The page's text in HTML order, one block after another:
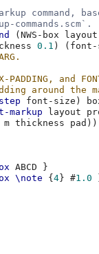
command,
commands.scm`.
(NWS-box
layout
0.1 ) ( font-
PADDING, and
around the
font-size )
markup layout
m thickness pad
ABCD
}
\note {4 } #1.0